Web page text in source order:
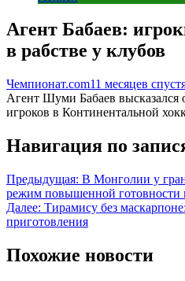
Агент Бабаев:
в рабстве у клубов
Чемпионат.com11 месяцев
‎Агент Шуми Бабаев высказался
игроков в Континентальной
Навигация по
Предыдущая: В Монголии у
режим повышенной готовности
Далее: Тирамису без
приготовления
Похожие новости